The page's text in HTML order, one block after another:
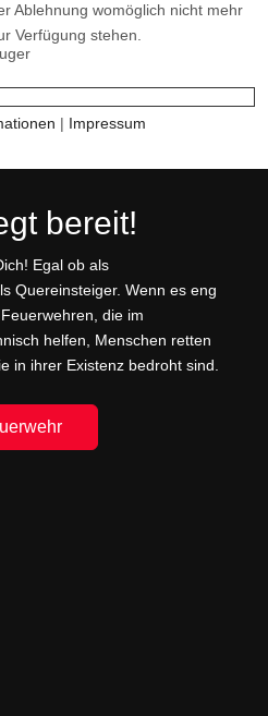
bereit!
Egal ob als
Quereinsteiger. Wenn es eng
die im
helfen, Menschen retten
in ihrer Existenz bedroht sind.
Ablehnung womöglich nicht mehr
Verfügung stehen.
| Impressum